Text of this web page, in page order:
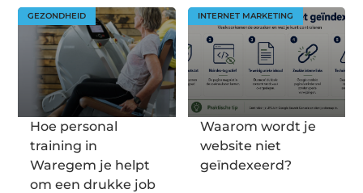
GEZONDHEID
Hoe personal
training in
Waregem je helpt
om een drukke job
INTERNET MARKETING
Waarom wordt je
website niet
geïndexeerd?